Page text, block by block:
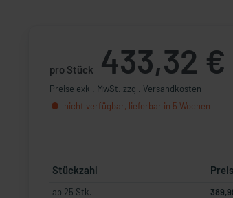
pro Stück 433,32 €
Preise exkl. MwSt. zzgl. Versandkosten
nicht verfügbar, lieferbar in 5 Wochen
Stückzahl Preis
ab 25 Stk.